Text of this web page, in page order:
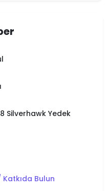
Silverhawk Yedek
Bulun